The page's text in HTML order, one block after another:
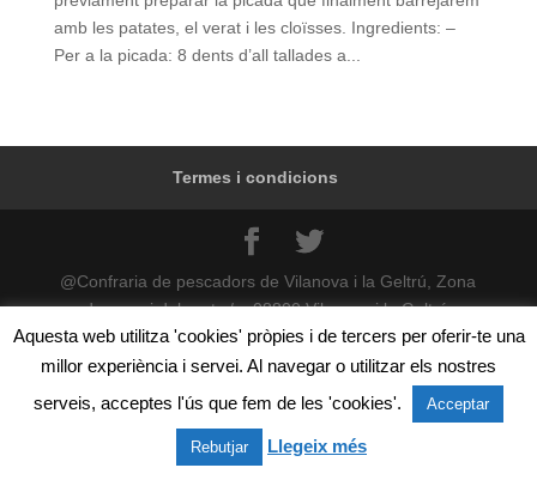
amb les patates, el verat i les cloïsses. Ingredients: –
Per a la picada: 8 dents d’all tallades a...
Termes i condicions
@Confraria de pescadors de Vilanova i la Geltrú, Zona
de servei del port s/n, 08800 Vilanova i la Geltrú.
Telèfon: +34 93 815 02 50
Aquesta web utilitza 'cookies' pròpies i de tercers per oferir-te una
millor experiència i servei. Al navegar o utilitzar els nostres
serveis, acceptes l'ús que fem de les 'cookies'.
Acceptar
Rebutjar Llegeix més